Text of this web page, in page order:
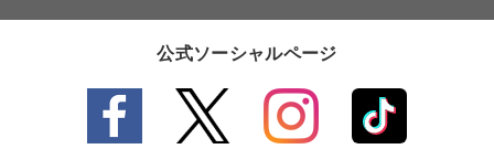
公式ソーシャルページ